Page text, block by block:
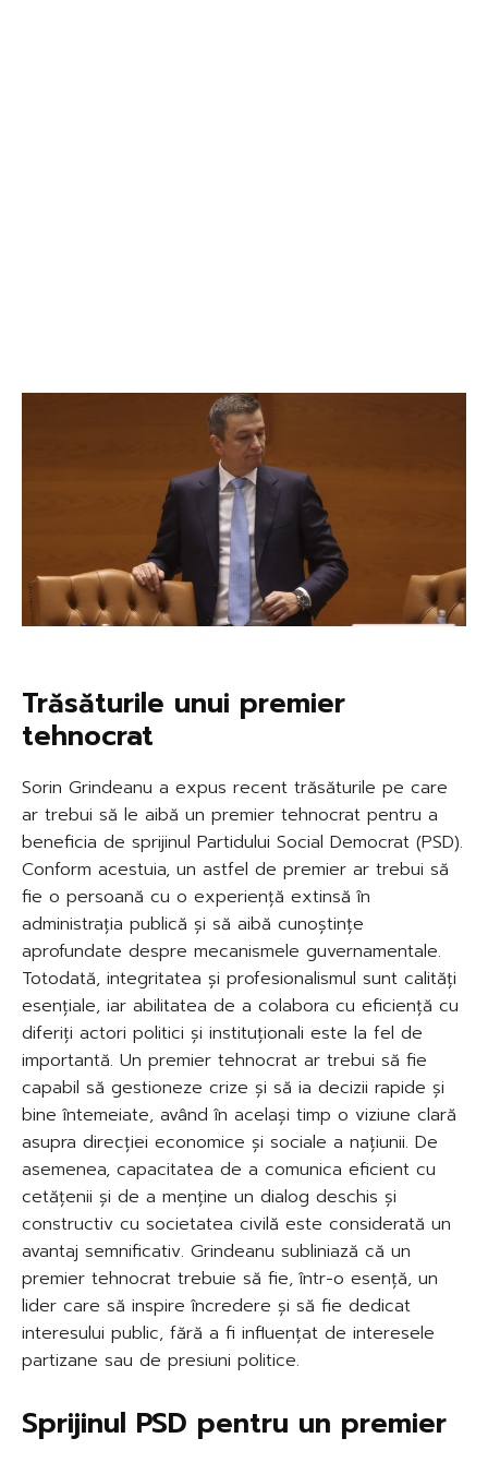
Trăsăturile unui premier
tehnocrat
Sorin Grindeanu a expus recent trăsăturile pe care
ar trebui să le aibă un premier tehnocrat pentru a
beneficia de sprijinul Partidului Social Democrat (PSD).
Conform acestuia, un astfel de premier ar trebui să
fie o persoană cu o experiență extinsă în
administrația publică și să aibă cunoștințe
aprofundate despre mecanismele guvernamentale.
Totodată, integritatea și profesionalismul sunt calități
esențiale, iar abilitatea de a colabora cu eficiență cu
diferiți actori politici și instituționali este la fel de
importantă. Un premier tehnocrat ar trebui să fie
capabil să gestioneze crize și să ia decizii rapide și
bine întemeiate, având în același timp o viziune clară
asupra direcției economice și sociale a națiunii. De
asemenea, capacitatea de a comunica eficient cu
cetățenii și de a menține un dialog deschis și
constructiv cu societatea civilă este considerată un
avantaj semnificativ. Grindeanu subliniază că un
premier tehnocrat trebuie să fie, într-o esență, un
lider care să inspire încredere și să fie dedicat
interesului public, fără a fi influențat de interesele
partizane sau de presiuni politice.
Sprijinul PSD pentru un premier